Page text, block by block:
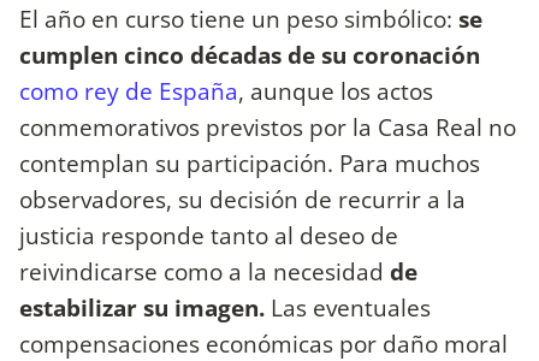
El año en curso tiene un peso simbólico: se
cumplen cinco décadas de su coronación
como rey de España, aunque los actos
conmemorativos previstos por la Casa Real no
contemplan su participación. Para muchos
observadores, su decisión de recurrir a la
justicia responde tanto al deseo de
reivindicarse como a la necesidad de
estabilizar su imagen. Las eventuales
compensaciones económicas por daño moral